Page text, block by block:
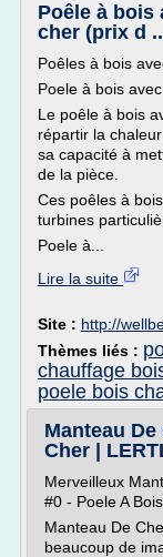
Poêle à bois
cher (prix d
Poêles à bois
Poele à bois
Le poêle à bois
répartir la
sa capacité à
de la pièce.
Ces poêles à
turbines
Poele à...
Lire la suite
Site : http://
Thèmes liés :
chauffage
poele bois
Manteau
Cher |
Merveilleux
#0 - Poele A
Manteau De
beaucoup de